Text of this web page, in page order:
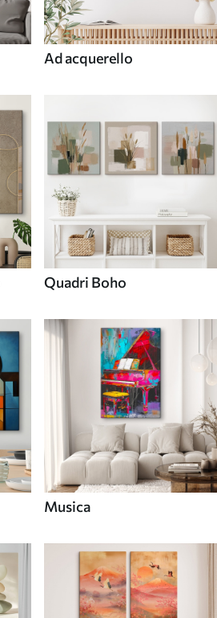
Ad acquerello
Quadri Boho
Musica